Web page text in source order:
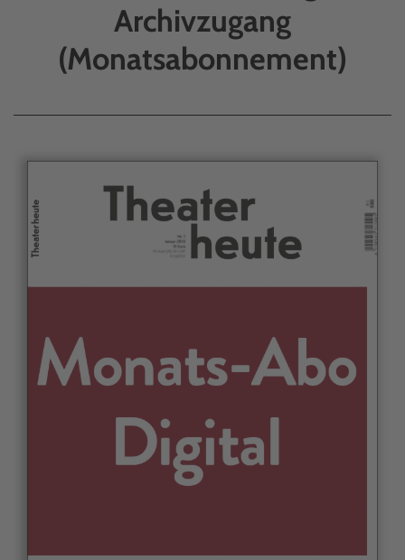
Archivzugang
(Monatsabonnement)